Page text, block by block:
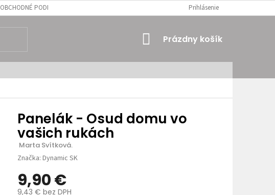
OBCHODNÉ PODMIENKY Prihlásenie
NÁKUPNÝ
Prázdny košík
Panelák - Osud domu vo
vašich rukách
Marta Svítková.
Značka: Dynamic SK
9,90 €
9,43 € bez DPH